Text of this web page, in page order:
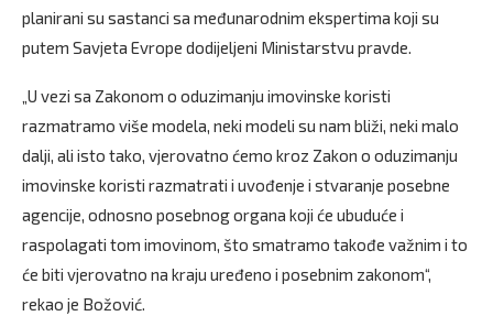
planirani su sastanci sa međunarodnim ekspertima koji su
putem Savjeta Evrope dodijeljeni Ministarstvu pravde.
„U vezi sa Zakonom o oduzimanju imovinske koristi
razmatramo više modela, neki modeli su nam bliži, neki malo
dalji, ali isto tako, vjerovatno ćemo kroz Zakon o oduzimanju
imovinske koristi razmatrati i uvođenje i stvaranje posebne
agencije, odnosno posebnog organa koji će ubuduće i
raspolagati tom imovinom, što smatramo takođe važnim i to
će biti vjerovatno na kraju uređeno i posebnim zakonom“,
rekao je Božović.